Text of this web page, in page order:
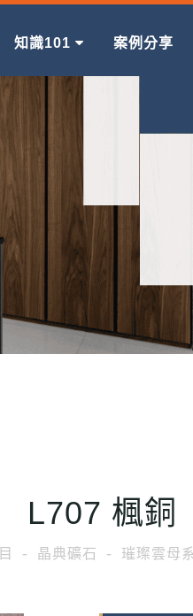
知識101 案例分享
L707 楓銅
晶典礦石 璀璨雲母